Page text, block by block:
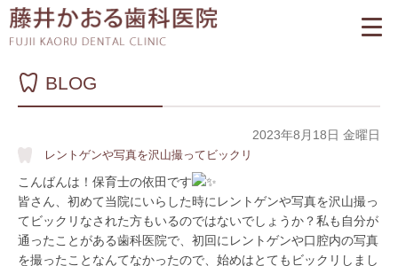
BLOG
2023年8月18日 金曜日
レントゲンや写真を沢山撮ってビックリ
こんばんは！保育士の依田です
皆さん、初めて当院にいらした時にレントゲンや写真を沢山撮っ
てビックリなされた方もいるのではないでしょうか？私も自分が
通ったことがある歯科医院で、初回にレントゲンや口腔内の写真
を撮ったことなんてなかったので、始めはとてもビックリしまし